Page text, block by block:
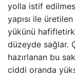
yolla istif
yapısı ile
yükünü
düzeyde sağlar.
hazırlanan bu
ciddi oranda